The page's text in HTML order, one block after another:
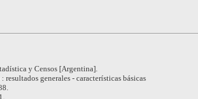
y Censos [Argentina].
resultados generales - características básicas